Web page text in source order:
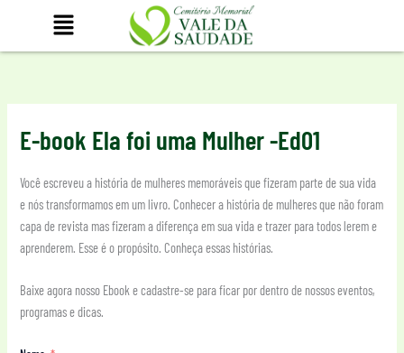
o
E-book Ela foi uma Mulher -Ed01
Você escreveu a história de mulheres memoráveis que fizeram parte de sua vida
e nós transformamos em um livro. Conhecer a história de mulheres que não foram
capa de revista mas fizeram a diferença em sua vida e trazer para todos lerem e
aprenderem. Esse é o propósito. Conheça essas histórias.
Baixe agora nosso Ebook e cadastre-se para ficar por dentro de nossos eventos,
programas e dicas.